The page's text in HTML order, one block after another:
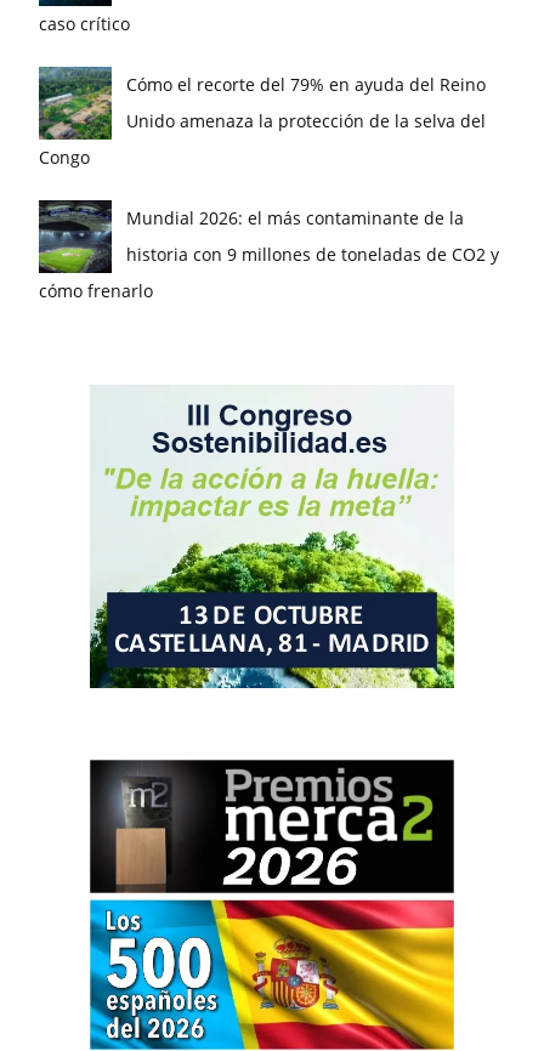
caso crítico
Cómo el recorte del 79% en ayuda del Reino
Unido amenaza la protección de la selva del
Congo
Mundial 2026: el más contaminante de la
historia con 9 millones de toneladas de CO2 y
cómo frenarlo